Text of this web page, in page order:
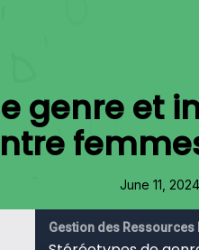
genre et
June 11, 2024
Gestion des Ressources